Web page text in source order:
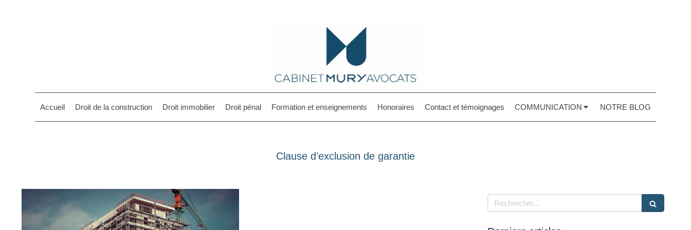
Accueil Droit de la construction Droit immobilier Droit pénal Formation et enseignements Honoraires Contact et témoignages COMMUNICATION NOTRE BLOG
Clause d’exclusion de garantie
Rechercher